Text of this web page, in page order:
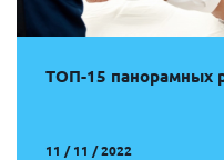
ТОП-15 панорамных
11 / 11 / 2022